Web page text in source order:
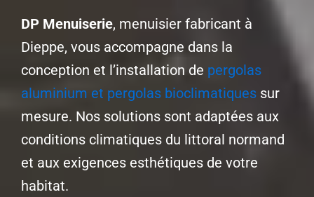
DP Menuiserie, menuisier fabricant à
Dieppe, vous accompagne dans la
conception et l’installation de pergolas
aluminium et pergolas bioclimatiques sur
mesure. Nos solutions sont adaptées aux
conditions climatiques du littoral normand
et aux exigences esthétiques de votre
habitat.